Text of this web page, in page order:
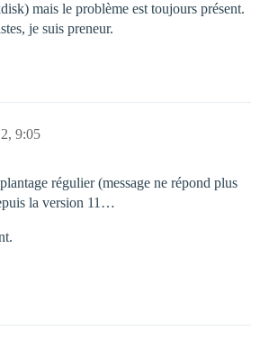
mais le problème est toujours présent.
je suis preneur.
9:05
régulier (message ne répond plus
la version 11…